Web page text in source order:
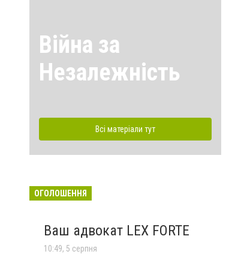
Війна за
Незалежність
Всі матеріали тут
ОГОЛОШЕННЯ
Ваш адвокат LEX FORTE
10:49, 5 серпня